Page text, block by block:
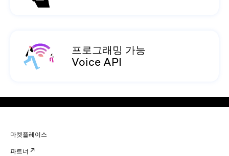
프로그래밍 가능
Voice API
마켓플레이스
파트너